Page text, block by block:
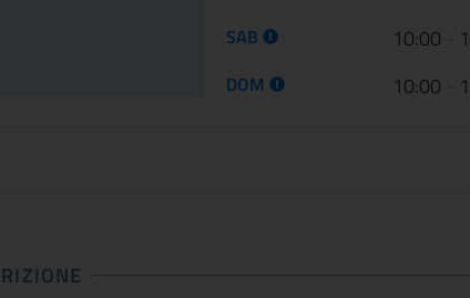
SAB 10:00
DOM 10:00
apertura
1937-1947. Capolavori salvati dalla